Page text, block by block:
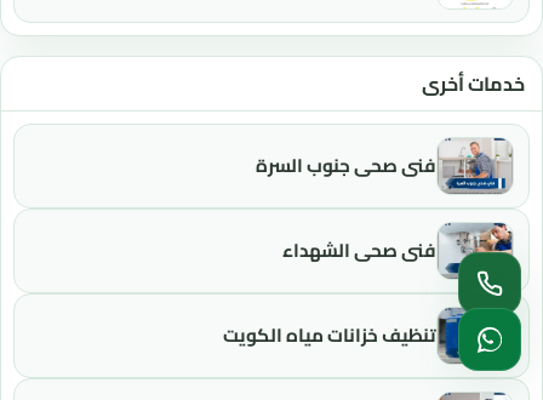
خدمات أخرى
فني صحي جنوب السرة
فني صحي الشهداء
تنظيف خزانات مياه الكويت